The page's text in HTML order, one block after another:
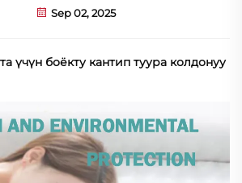
Sep 02, 2025
үчүн боёкту кантип туура колдонуу